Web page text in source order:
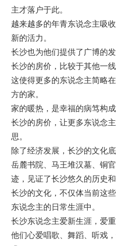
主才落户于此。
越来越多的年青东说念主吸
新的活力。
长沙也为他们提供了广博的
长沙的房价，比较于其他一
这使得更多的东说念主简略
方的家。
家的暖热，是幸福的病笃构成
长沙的房价，让更多东说念
思。
除了经济发展，长沙的文化
岳麓书院、马王堆汉墓、铜
迹，见证了长沙悠久的历史和
长沙的文化，不仅体当前这
东说念主的日常生涯中。
长沙东说念主爱新生涯，爱重
他们心爱唱歌、舞蹈、听戏